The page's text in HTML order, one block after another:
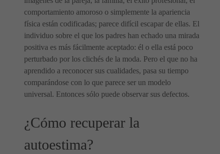
comportamiento amoroso o simplemente la apariencia
física están codificadas; parece difícil escapar de ellas. El
individuo sobre el que los padres han echado una mirada
positiva es más fácilmente aceptado: él o ella está poco
perturbado por los clichés de la moda. Pero el que no ha
aprendido a reconocer sus cualidades, pasa su tiempo
comparándose con lo que parece ser un modelo
universal. Entonces sólo puede observar sus defectos.
¿Cómo recuperar la
autoestima?